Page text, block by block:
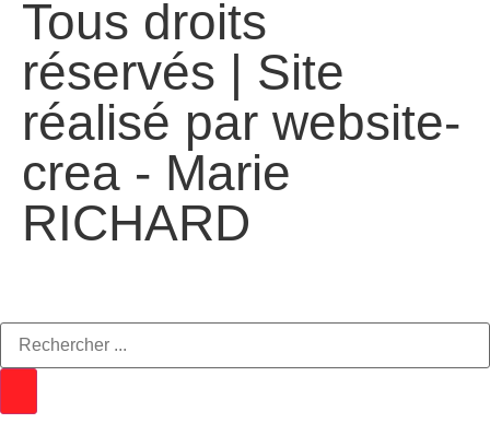
Tous droits
réservés | Site
réalisé par website-
crea - Marie
RICHARD